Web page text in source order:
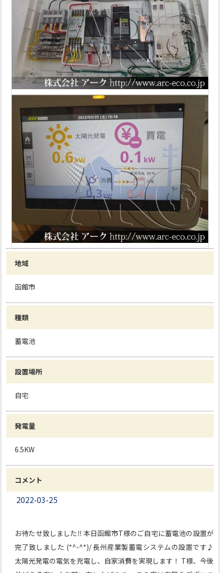
地域
函館市
種類
蓄電池
設置場所
自宅
発電量
6.5KW
コメント
2022-03-25
お待たせ致しました‼ 本日函館市T様のご自宅に蓄電池の設置が
完了致しました (*^-^*)/ 長州産業製蓄電システムの設置です♪
太陽光発電の電気を充電し、自家消費を実現します！ T様、今後